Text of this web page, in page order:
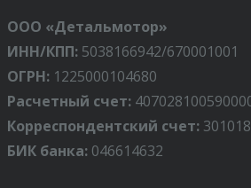
ООО «Детальмотор»
ИНН/КПП: 5038166942/670001001
ОГРН: 1225000104680
Расчетный счет:
Корреспондентский счет:
БИК банка: 046614632